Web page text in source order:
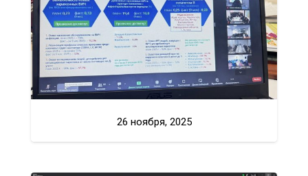
26 ноября, 2025